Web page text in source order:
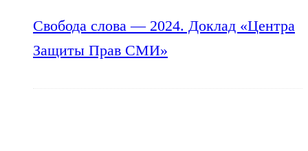
Свобода слова — 2024. Доклад «Центра
Защиты Прав СМИ»